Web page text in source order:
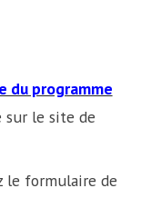
du programme
le site de
le formulaire de